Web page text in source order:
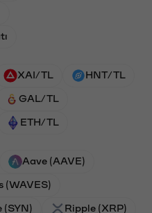
XAI/TL HNT/TL
GAL/TL
ETH/TL
Aave (AAVE)
(WAVES)
(SYN) Ripple (XRP)